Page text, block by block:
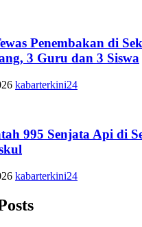
Penembakan di
3 Guru dan 3 Siswa
kabarterkini24
995 Senjata Api di
kabarterkini24